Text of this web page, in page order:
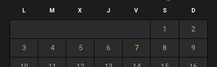
L M X J V S D
1 2
3 4 5 6 7 8 9